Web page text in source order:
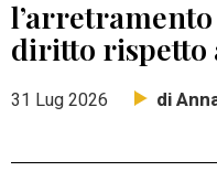
diritto rispetto
31 Lug 2026 di